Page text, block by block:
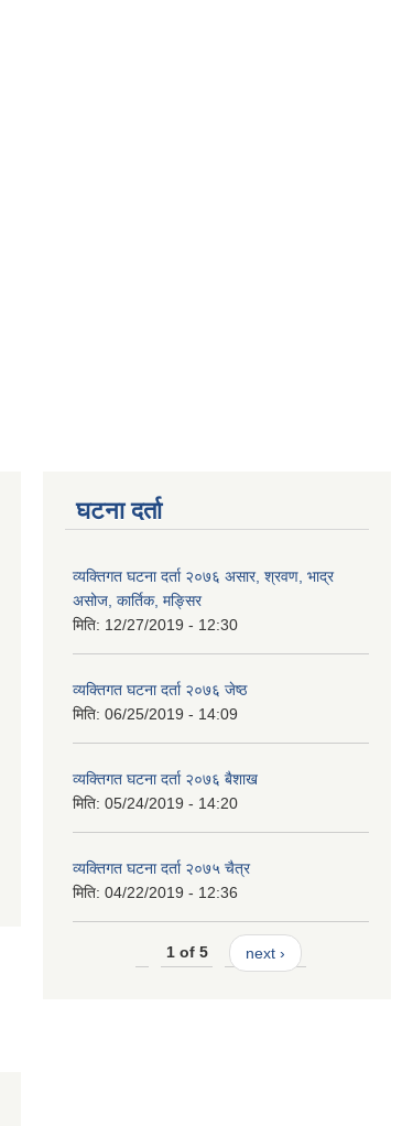
घटना दर्ता
व्यक्तिगत घटना दर्ता २०७६ असार, श्रवण, भाद्र
असोज, कार्तिक, मङ्सिर
मिति: 12/27/2019 - 12:30
व्यक्तिगत घटना दर्ता २०७६ जेष्ठ
मिति: 06/25/2019 - 14:09
व्यक्तिगत घटना दर्ता २०७६ बैशाख
मिति: 05/24/2019 - 14:20
व्यक्तिगत घटना दर्ता २०७५ चैत्र
मिति: 04/22/2019 - 12:36
1 of 5 next ›